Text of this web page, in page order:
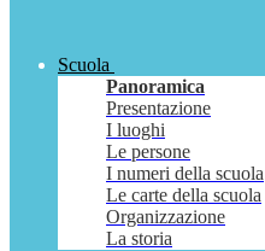
Scuola
Panoramica
Presentazione
I luoghi
Le persone
I numeri della scuola
Le carte della scuola
Organizzazione
La storia